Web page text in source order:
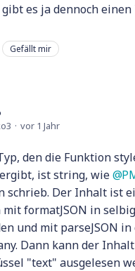
gibt es ja dennoch einen
Gefällt mir
vor 1 Jahr
den die Funktion
ist string, wie
schrieb. Der Inhalt ist
mit formatJSON in
und mit parseJSON
Dann kann der
"text" ausgelesen